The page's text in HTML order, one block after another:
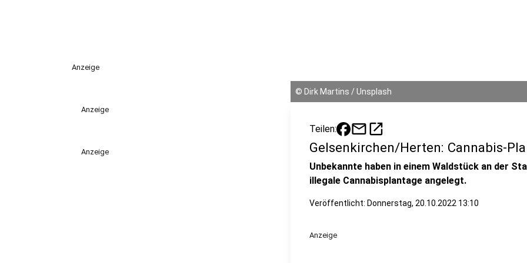
Anzeige
Anzeige
Anzeige
© Dirk Martins / Unsplash
Teilen: mailopen_in_new
Gelsenkirchen/Herten: Cannabis-
Unbekannte haben in einem Waldstück an der
illegale Cannabisplantage angelegt.
Veröffentlicht: Donnerstag, 20.10.2022 13:10
Anzeige